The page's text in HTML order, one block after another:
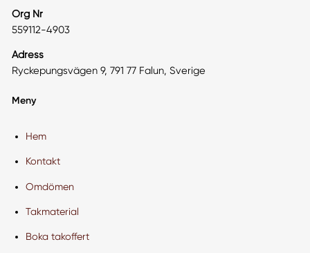
Org Nr
559112-4903
Adress
Ryckepungsvägen 9, 791 77 Falun, Sverige
Meny
Hem
Kontakt
Omdömen
Takmaterial
Boka takoffert